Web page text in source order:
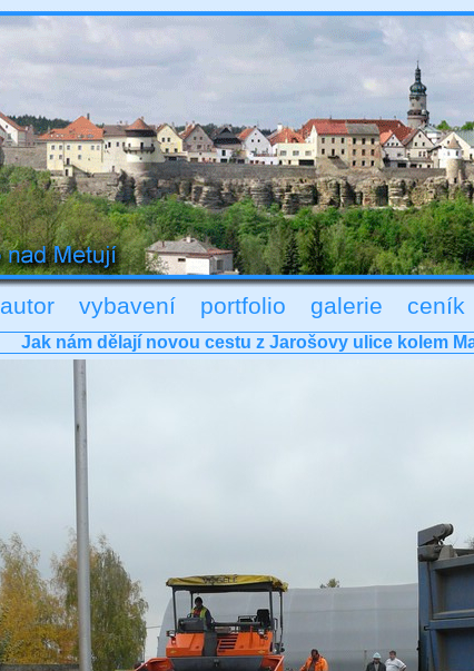
autor vybavení portfolio galerie ceník
Jak nám dělají novou cestu z Jarošovy ulice kolem